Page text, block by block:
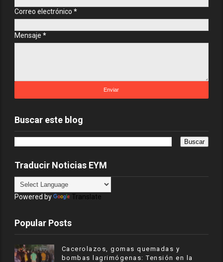
Correo electrónico *
Mensaje *
Buscar este blog
Traducir Noticias EYM
Powered by Translate
Popular Posts
Cacerolazos, gomas quemadas y
bombas lagrimógenas: Tensión en la